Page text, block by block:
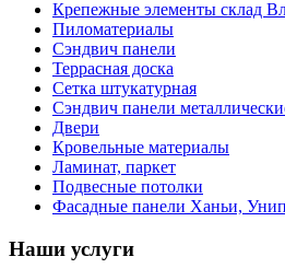
Крепежные элементы склад
Пиломатериалы
Сэндвич панели
Террасная доска
Сетка штукатурная
Сэндвич панели
Двери
Кровельные материалы
Ламинат, паркет
Подвесные потолки
Фасадные панели Ханьи,
Наши услуги